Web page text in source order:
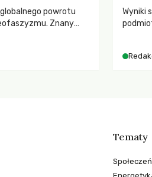
powrotu
Znany
współczesne
Wyniki
Tematy